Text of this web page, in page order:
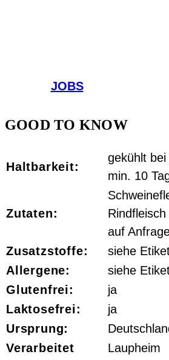
JOBS
GOOD TO KNOW
Haltbarkeit:
gekühlt bei
min. 10
Zutaten:
auf
Zusatzstoffe:
siehe
Allergene:
siehe
Glutenfrei:
ja
Laktosefrei:
ja
Ursprung:
Verarbeitet
Laupheim